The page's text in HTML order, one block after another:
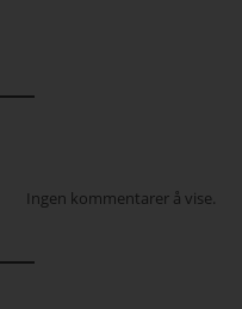
Ingen kommentarer å vise.